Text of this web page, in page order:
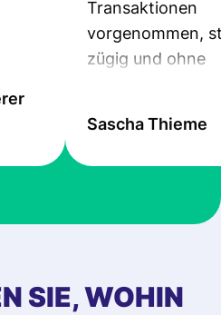
Transaktionen
vorgenommen,
zügig und ohne
Sascha Thieme
SIE, WOHIN